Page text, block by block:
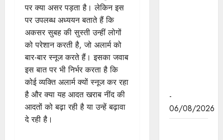
पर क्या असर पड़ता है। लेकिन इस
पर उपलब्ध अध्ययन बताते हैं कि
अकसर सुबह की सुस्ती उन्हीं लोगों
को परेशान करती है, जो अलार्म को
बार-बार स्नूज करते हैं। इसका जवाब
इस बात पर भी निर्भर करता है कि
कोई व्यक्ति अलार्म क्यों स्नूज कर रहा
है और क्या यह आदत खराब नींद की
आदतों को बढ़ा रही है या उन्हें बढ़ावा
दे रही है।
-
06/08/2026